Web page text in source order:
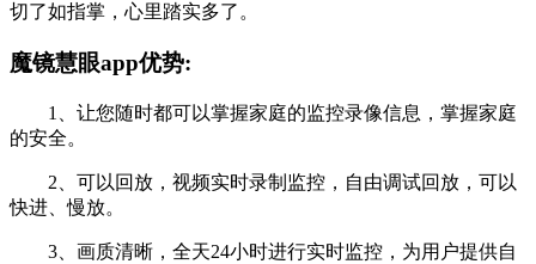
切了如指掌，心里踏实多了。
魔镜慧眼app优势:
1、让您随时都可以掌握家庭的监控录像信息，掌握家庭
的安全。
2、可以回放，视频实时录制监控，自由调试回放，可以
快进、慢放。
3、画质清晰，全天24小时进行实时监控，为用户提供自